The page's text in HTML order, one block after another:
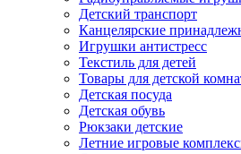
Детский транспорт
Канцелярские
Игрушки антистресс
Текстиль для детей
Товары для детской
Детская посуда
Детская обувь
Рюкзаки детские
Летние игровые